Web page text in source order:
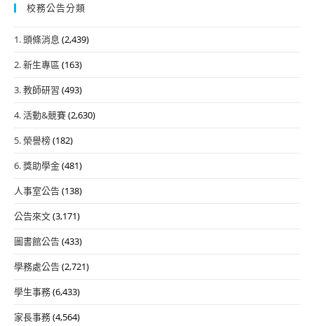
校務公告分類
1. 頭條消息 (2,439)
2. 新生專區 (163)
3. 教師研習 (493)
4. 活動&競賽(2,630)
5. 榮譽榜(182)
6. 獎助學金(481)
人事室公告(138)
公告來文(3,171)
圖書館公告(433)
學務處公告(2,721)
學生事務(6,433)
家長事務(4,564)